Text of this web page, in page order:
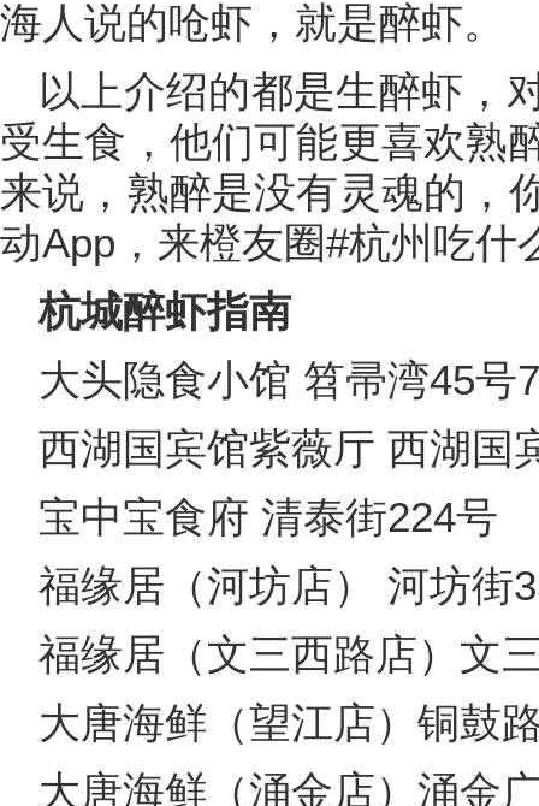
海人说的呛虾，就是醉虾。
以上介绍的都是生醉虾，
受生食，他们可能更喜欢熟
来说，熟醉是没有灵魂的，
动App，来橙友圈#杭州吃什
杭城醉虾指南
大头隐食小馆 笤帚湾45号
西湖国宾馆紫薇厅 西湖国
宝中宝食府 清泰街224号
福缘居（河坊店） 河坊街
福缘居（文三西路店）文
大唐海鲜（望江店）铜鼓
大唐海鲜（涌金店）涌金